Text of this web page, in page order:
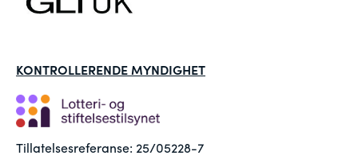
KONTROLLERENDE MYNDIGHET
Tillatelsesreferanse: 25/05228-7